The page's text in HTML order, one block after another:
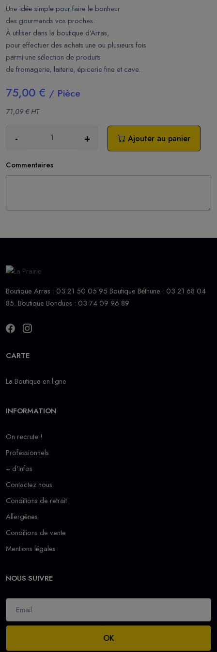
Une idée simple pour faire le bonheur
des gourmands vos proches.
À utiliser dans la boutique d’Arras,
pour effectuer des achats une ou plusieurs fois
parmi une sélection de produits
de fromagerie, laiterie, épicerie fine et cave.
75,00 € / Pièce
71,09 € HT
- + Ajouter au panier
Commentaires
Boutique Arras : 03 21 50 05 95 Boutique Béthune : 03 21 68 04
85. Boutique Bondues : 03 74 09 96 89
CARTE
La Boutique en ligne
INFORMATION
On recrute !
Professionnels
+ d'Infos
Contactez nous
Conditions de retrait
Allergènes
Conditions de vente
Mentions légales
NOUS SUIVRE
OK